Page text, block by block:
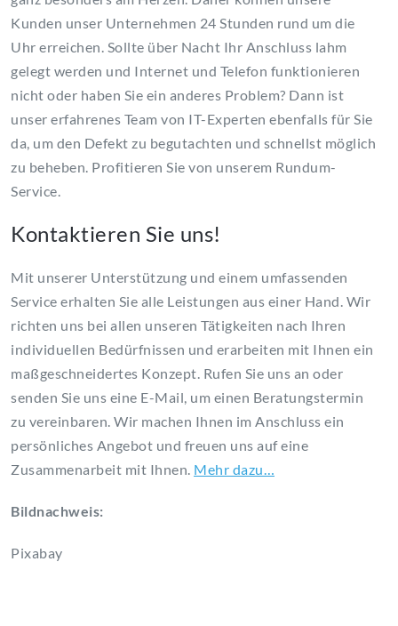
Kunden unser Unternehmen 24 Stunden rund um die
Uhr erreichen. Sollte über Nacht Ihr Anschluss lahm
gelegt werden und Internet und Telefon funktionieren
nicht oder haben Sie ein anderes Problem? Dann ist
unser erfahrenes Team von IT-Experten ebenfalls für Sie
da, um den Defekt zu begutachten und schnellst möglich
zu beheben. Profitieren Sie von unserem Rundum-
Service.
Kontaktieren Sie uns!
Mit unserer Unterstützung und einem umfassenden
Service erhalten Sie alle Leistungen aus einer Hand. Wir
richten uns bei allen unseren Tätigkeiten nach Ihren
individuellen Bedürfnissen und erarbeiten mit Ihnen ein
maßgeschneidertes Konzept. Rufen Sie uns an oder
senden Sie uns eine E-Mail, um einen Beratungstermin
zu vereinbaren. Wir machen Ihnen im Anschluss ein
persönliches Angebot und freuen uns auf eine
Zusammenarbeit mit Ihnen. Mehr dazu…
Bildnachweis:
Pixabay